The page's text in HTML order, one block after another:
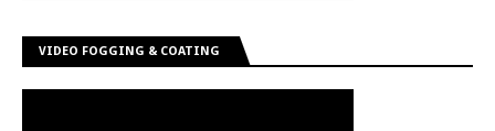
VIDEO FOGGING & COATING